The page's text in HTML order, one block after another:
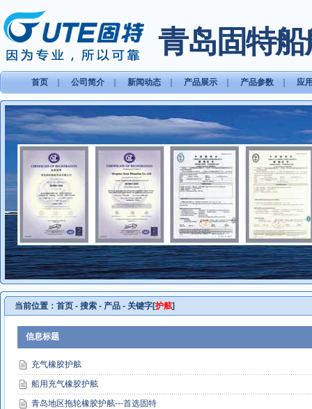
青岛固特
首页 公司简介 新闻动态 产品展示 产品参数 应
当前位置： 首页 - 搜索 - 产品 - 关键字[护舷]
信息标题
充气橡胶护舷
船用充气橡胶护舷
青岛地区拖轮橡胶护舷---首选固特